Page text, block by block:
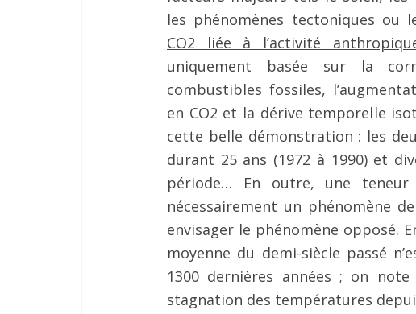
les phénomènes tectoniques ou
CO2 liée à l’activité
uniquement basée sur la
combustibles fossiles,
en CO2 et la dérive temporelle
cette belle démonstration : les
durant 25 ans (1972 à 1990) et
période… En outre, une teneur
nécessairement un phénomène
envisager le phénomène opposé.
moyenne du demi-siècle passé
1300 dernières années ; on
stagnation des températures